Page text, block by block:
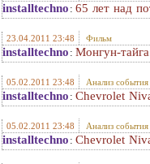
installtechno : 65 лет над
23.04.2011 23:48 Фильм
installtechno : Монгун-
05.02.2011 23:48 Анализ
installtechno : Chevrolet
05.02.2011 23:48 Анализ
installtechno : Chevrolet